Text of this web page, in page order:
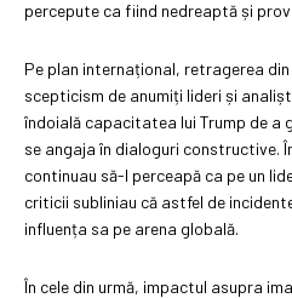
percepute ca fiind nedreaptă și
Pe plan internațional, retragerea
scepticism de anumiți lideri și
îndoială capacitatea lui Trump de a
se angaja în dialoguri constructive.
continuau să-l perceapă ca pe un
criticii subliniau că astfel de
influența sa pe arena globală.
În cele din urmă, impactul asupra